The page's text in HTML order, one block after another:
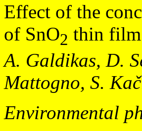
Effect of the
of SnO2 thin film
A. Galdikas, D.
Mattogno, S.
Environmental